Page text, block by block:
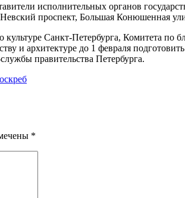
исполнительных органов
проспект, Большая Конюшенная
Санкт-Петербурга, Комитета по
и архитектуре до 1 февраля
правительства Петербурга.
*